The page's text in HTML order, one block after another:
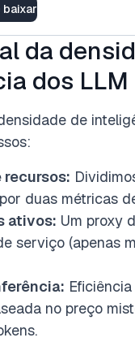
baixar
da
dos LLM
de
duas métricas
ativos: Um proxy
serviço (apenas
no preço